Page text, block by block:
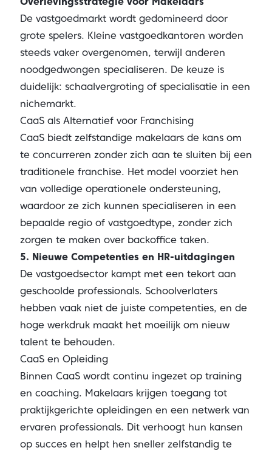
De vastgoedmarkt wordt gedomineerd door
grote spelers. Kleine vastgoedkantoren worden
steeds vaker overgenomen, terwijl anderen
noodgedwongen specialiseren. De keuze is
duidelijk: schaalvergroting of specialisatie in een
nichemarkt.
CaaS als Alternatief voor Franchising
CaaS biedt zelfstandige makelaars de kans om
te concurreren zonder zich aan te sluiten bij een
traditionele franchise. Het model voorziet hen
van volledige operationele ondersteuning,
waardoor ze zich kunnen specialiseren in een
bepaalde regio of vastgoedtype, zonder zich
zorgen te maken over backoffice taken.
5. Nieuwe Competenties en HR-uitdagingen
De vastgoedsector kampt met een tekort aan
geschoolde professionals. Schoolverlaters
hebben vaak niet de juiste competenties, en de
hoge werkdruk maakt het moeilijk om nieuw
talent te behouden.
CaaS en Opleiding
Binnen CaaS wordt continu ingezet op training
en coaching. Makelaars krijgen toegang tot
praktijkgerichte opleidingen en een netwerk van
ervaren professionals. Dit verhoogt hun kansen
op succes en helpt hen sneller zelfstandig te